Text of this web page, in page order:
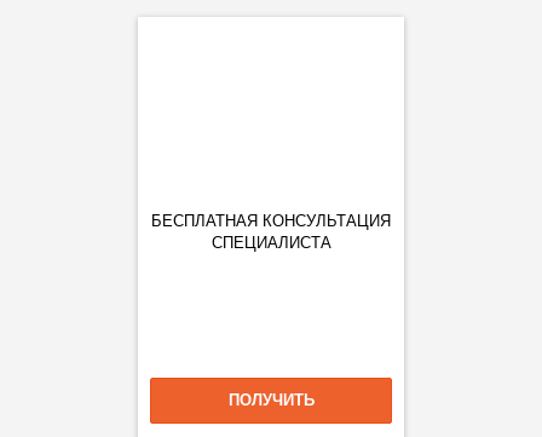
БЕСПЛАТНАЯ КОНСУЛЬТАЦИЯ
СПЕЦИАЛИСТА
ПОЛУЧИТЬ